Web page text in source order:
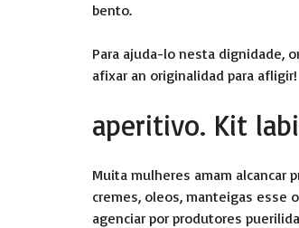
bento.
Para ajuda-lo nesta dignidade,
afixar an originalidad para afligir!
aperitivo. Kit
Muita mulheres amam alcancar
cremes, oleos, manteigas esse
agenciar por produtores